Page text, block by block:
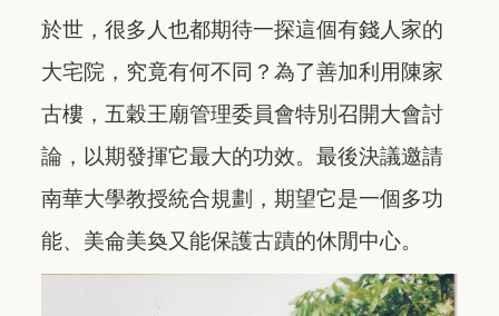
於世，很多人也都期待一探這個有錢人家的
大宅院，究竟有何不同？為了善加利用陳家
古樓，五穀王廟管理委員會特別召開大會討
論，以期發揮它最大的功效。最後決議邀請
南華大學教授統合規劃，期望它是一個多功
能、美侖美奐又能保護古蹟的休閒中心。